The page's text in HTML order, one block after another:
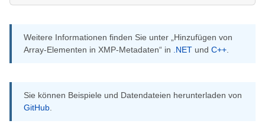
Weitere Informationen finden Sie unter „Hinzufügen von
Array-Elementen in XMP-Metadaten“ in .NET und C++.
Sie können Beispiele und Datendateien herunterladen von
GitHub.